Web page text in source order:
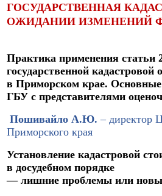
ГОСУДАРСТВЕННАЯ
ОЖИДАНИИ ИЗМЕНЕНИЙ
Практика применения статьи
государственной кадастровой
в Приморском крае. Основные
ГБУ с представителями
Пошивайло А.Ю. – директор
Приморского края
Установление кадастровой
в досудебном порядке
— лишние проблемы или